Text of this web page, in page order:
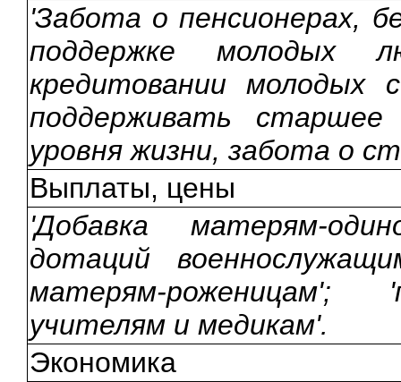
'Забота о пенсионерах,
поддержке молодых
кредитовании молодых
поддерживать старшее
уровня жизни, забота о
Выплаты, цены
'Добавка матерям-
дотаций
матерям-роженицам';
учителям и медикам'.
Экономика